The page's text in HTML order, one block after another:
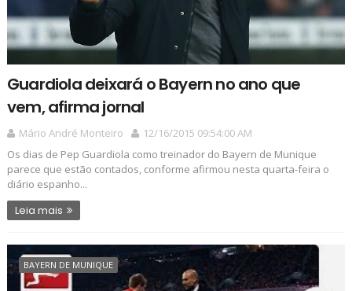
Guardiola deixará o Bayern no ano que
vem, afirma jornal
Mário André Monteiro
12/16/2015 09:54:00 AM
Os dias de Pep Guardiola como treinador do Bayern de Munique
parece que estão contados, conforme afirmou nesta quarta-feira o
diário espanho...
Leia mais
BAYERN DE MUNIQUE